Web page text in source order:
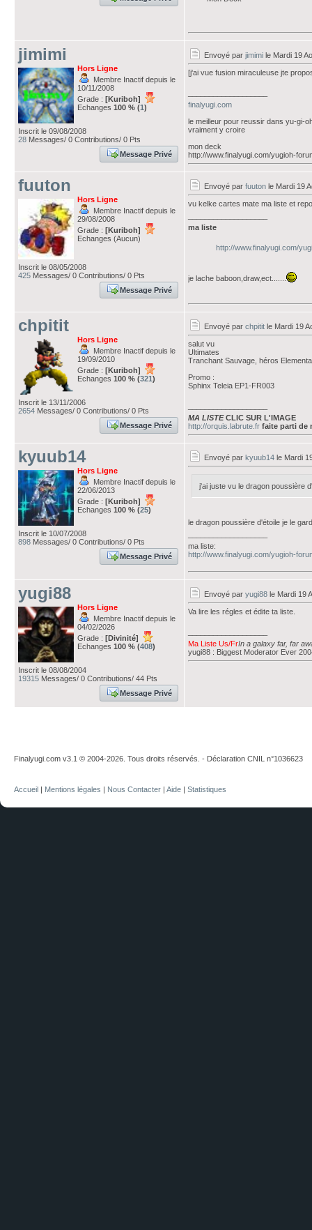
jimimi
Hors Ligne
Membre Inactif depuis le
10/11/2008
Grade : [Kuriboh]
Echanges 100 % (1)
Inscrit le 09/08/2008
28 Messages/ 0 Contributions/ 0 Pts
Message Privé
Envoyé par jimimi le Mardi 19
[j'ai vue fusion miraculeuse jte
finalyugi.com
le meilleur pour reussir dans yu-gi-
vraiment y croire
mon deck
http://www.finalyugi.com/yugioh-
fuuton
Hors Ligne
Membre Inactif depuis le
29/08/2008
Grade : [Kuriboh]
Echanges (Aucun)
Inscrit le 08/05/2008
425 Messages/ 0 Contributions/ 0 Pts
Message Privé
Envoyé par fuuton le Mardi 19
vu kelke cartes mate ma liste et
ma liste
http://www.finalyugi.com/
je lache baboon,draw,ect.......
chpitit
Hors Ligne
Membre Inactif depuis le
19/09/2010
Grade : [Kuriboh]
Echanges 100 % (321)
Inscrit le 13/11/2006
2654 Messages/ 0 Contributions/ 0 Pts
Message Privé
Envoyé par chpitit le Mardi 19
salut vu
Ultimates
Tranchant Sauvage, héros
Promo :
Sphinx Teleia EP1-FR003
MA LISTE CLIC SUR L'IMAGE
http://orquis.labrute.fr faite parti de
kyuub14
Hors Ligne
Membre Inactif depuis le
22/06/2013
Grade : [Kuriboh]
Echanges 100 % (25)
Inscrit le 10/07/2008
898 Messages/ 0 Contributions/ 0 Pts
Message Privé
Envoyé par kyuub14 le Mardi
j'ai juste vu le dragon poussière
le dragon poussière d'étoile je le
ma liste:
http://www.finalyugi.com/yugioh-
yugi88
Hors Ligne
Membre Inactif depuis le
04/02/2026
Grade : [Divinité]
Echanges 100 % (408)
Inscrit le 08/08/2004
19315 Messages/ 0 Contributions/ 44 Pts
Message Privé
Envoyé par yugi88 le Mardi 19
Va lire les régles et édite ta liste.
Ma Liste Us/FrIn a galaxy far, far
yugi88 : Biggest Moderator Ever
Finalyugi.com v3.1 © 2004-2026. Tous droits réservés. - Déclaration CNIL n°1036623
Accueil | Mentions légales | Nous Contacter | Aide | Statistiques